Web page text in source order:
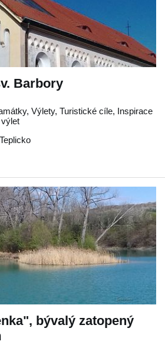
Barbory
Výlety, Turistické cíle, Inspirace
Teplicko
bývalý zatopený